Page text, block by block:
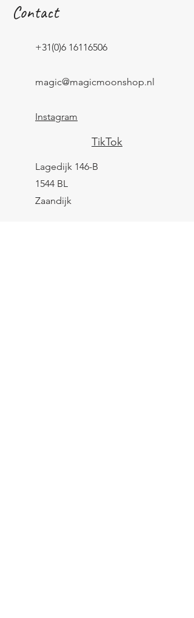
Contact
+31(0)6 16116506
magic@magicmoonshop.nl
Instagram
TikTok
Lagedijk 146-B
1544 BL
Zaandijk